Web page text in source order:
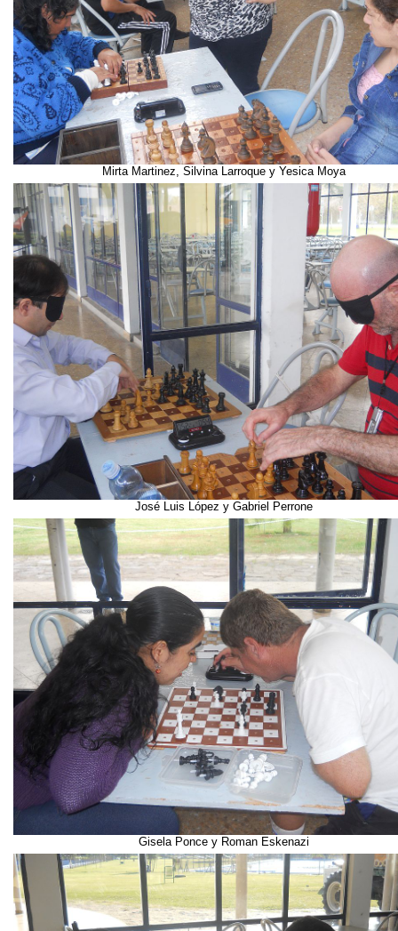
Mirta Martinez, Silvina Larroque y Yesica Moya
José Luis López y Gabriel Perrone
Gisela Ponce y Roman Eskenazi